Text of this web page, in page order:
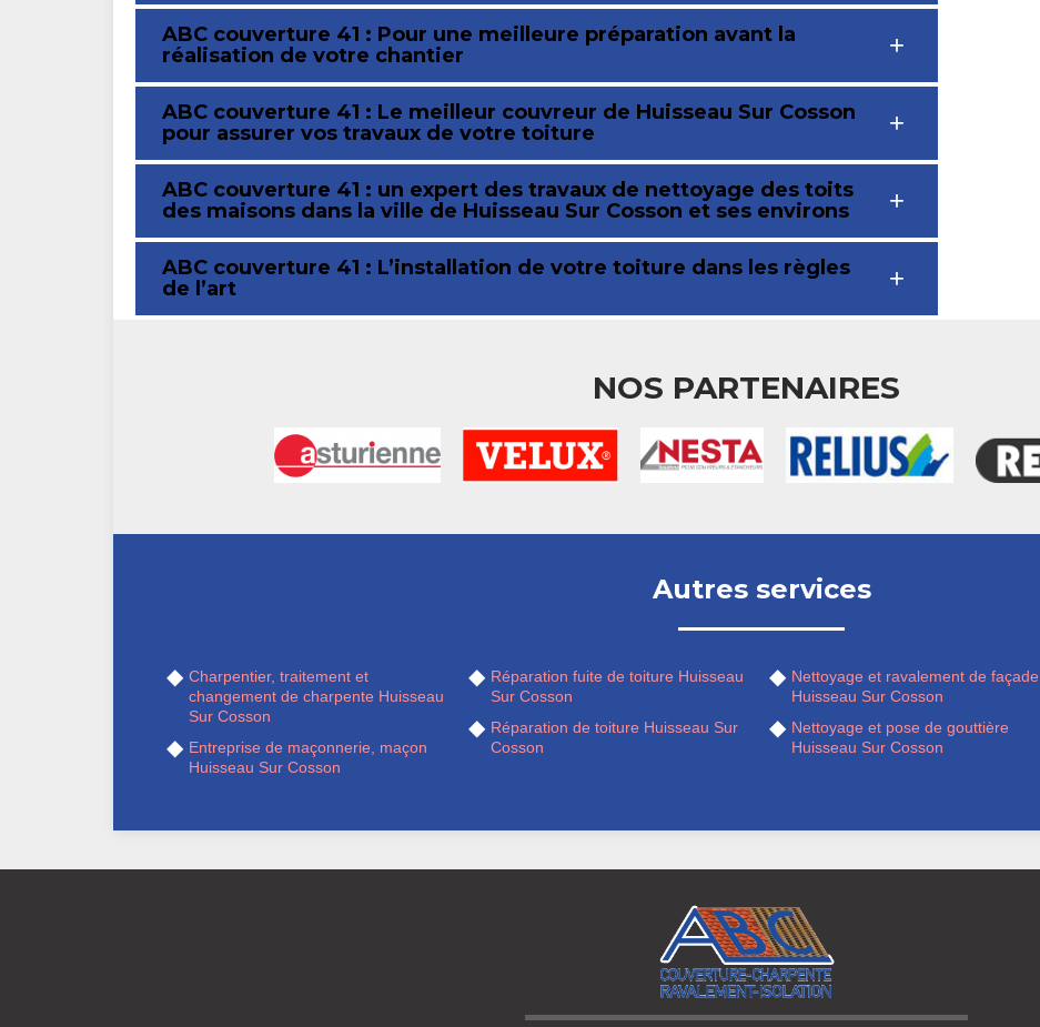
ABC couverture 41 : Pour une meilleure préparation avant la
réalisation de votre chantier
ABC couverture 41 : Le meilleur couvreur de Huisseau Sur Cosson
pour assurer vos travaux de votre toiture
ABC couverture 41 : un expert des travaux de nettoyage des toits
des maisons dans la ville de Huisseau Sur Cosson et ses environs
ABC couverture 41 : L’installation de votre toiture dans les règles
de l’art
NOS PARTENAIRES
Autres services
Charpentier, traitement et
changement de charpente Huisseau
Sur Cosson
Entreprise de maçonnerie, maçon
Huisseau Sur Cosson
Réparation fuite de toiture Huisseau
Sur Cosson
Réparation de toiture Huisseau Sur
Cosson
Nettoyage et ravalement de façade
Huisseau Sur Cosson
Nettoyage et pose de gouttière
Huisseau Sur Cosson